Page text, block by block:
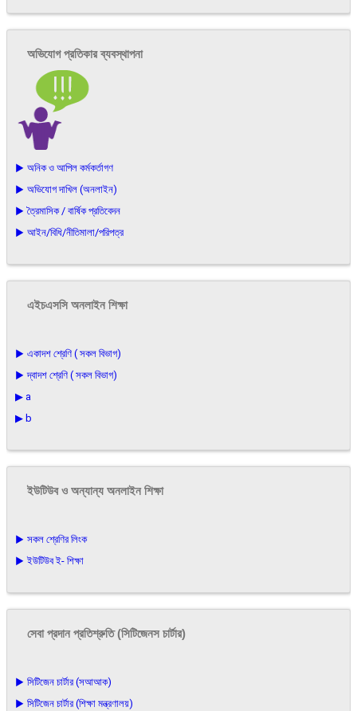
অভিযোগ প্রতিকার ব্যবস্থাপনা
▶ অনিক ও আপিল কর্মকর্তাগণ
▶ অভিযোগ দাখিল (অনলাইন)
▶ ত্রৈমাসিক / বার্ষিক প্রতিবেদন
▶ আইন/বিধি/নীতিমালা/পরিপত্র
এইচএসসি অনলাইন শিক্ষা
▶ একাদশ শ্রেণি ( সকল বিভাগ)
▶ দ্বাদশ শ্রেণি ( সকল বিভাগ)
▶ a
▶ b
ইউটিউব ও অন্যান্য অনলাইন শিক্ষা
▶ সকল শ্রেণির লিংক
▶ ইউটিউব ই- শিক্ষা
সেবা প্রদান প্রতিশ্রুতি (সিটিজেনস চার্টার)
▶ সিটিজেন চার্টার (সআআক)
▶ সিটিজেন চার্টার (শিক্ষা মন্ত্রণালয়)